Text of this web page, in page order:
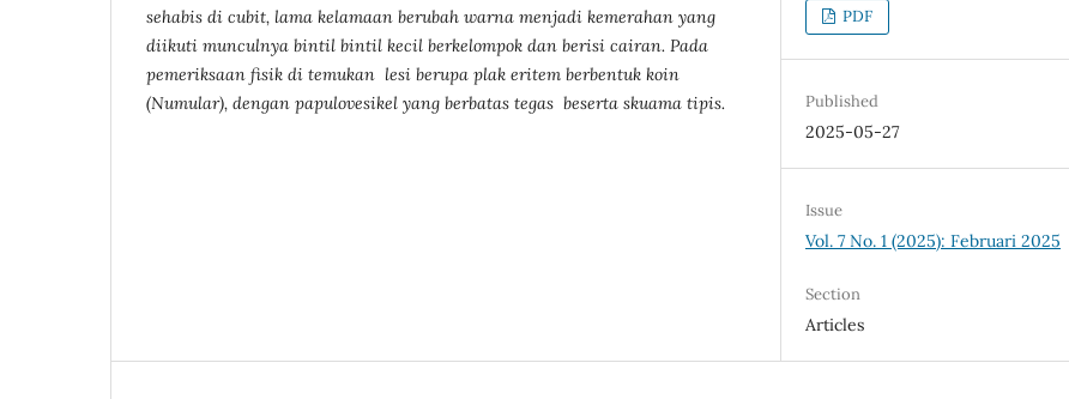
sehabis di cubit, lama kelamaan berubah warna menjadi kemerahan yang
diikuti munculnya bintil bintil kecil berkelompok dan berisi cairan. Pada
pemeriksaan fisik di temukan lesi berupa plak eritem berbentuk koin
(Numular), dengan papulovesikel yang berbatas tegas beserta skuama tipis.
PDF
Published
2025-05-27
Issue
Vol. 7 No. 1 (2025): Februari 2025
Section
Articles